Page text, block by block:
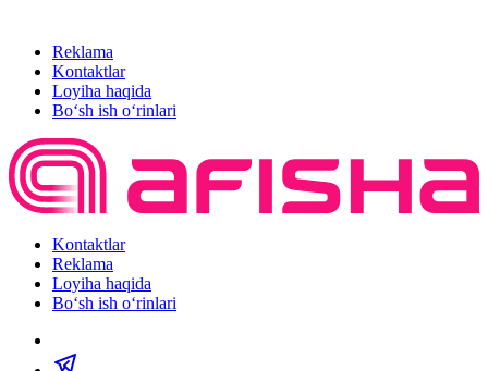
Reklama
Kontaktlar
Loyiha haqida
Bo‘sh ish o‘rinlari
Kontaktlar
Reklama
Loyiha haqida
Bo‘sh ish o‘rinlari